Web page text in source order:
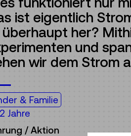
ist eigentlich
überhaupt her?
und
wir dem Strom
& Familie
Jahre
/ Aktion